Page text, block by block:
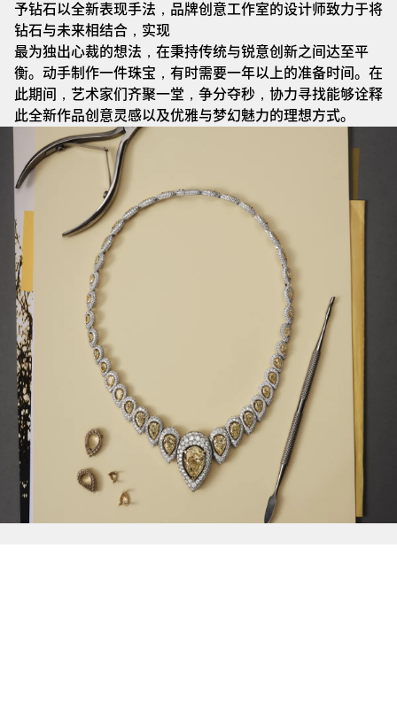
予钻石以全新表现手法，品牌创意工作室的设计师致力于将
钻石与未来相结合，实现
最为独出心裁的想法，在秉持传统与锐意创新之间达至平
衡。动手制作一件珠宝，有时需要一年以上的准备时间。在
此期间，艺术家们齐聚一堂，争分夺秒，协力寻找能够诠释
此全新作品创意灵感以及优雅与梦幻魅力的理想方式。